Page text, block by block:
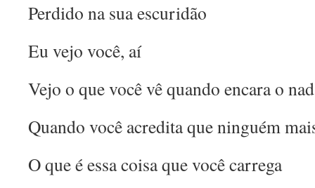
Perdido na sua escuridão
Eu vejo você, aí
Vejo o que você vê quando encara o
Quando você acredita que ninguém
O que é essa coisa que você carrega